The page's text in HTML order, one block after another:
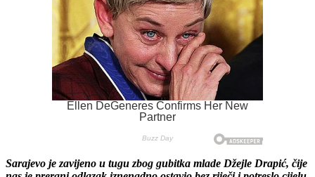
Sarajevo je zavijeno u tugu zbog gubitka mlade Džejle Drapić, čije